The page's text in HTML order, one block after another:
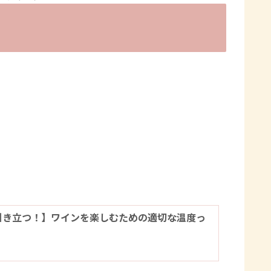
き立つ！】ワインを楽しむための適切な温度っ